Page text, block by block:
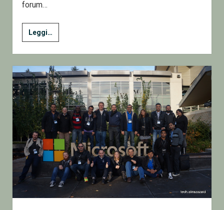
forum…
Leggi…Un
Anno
di
articoli